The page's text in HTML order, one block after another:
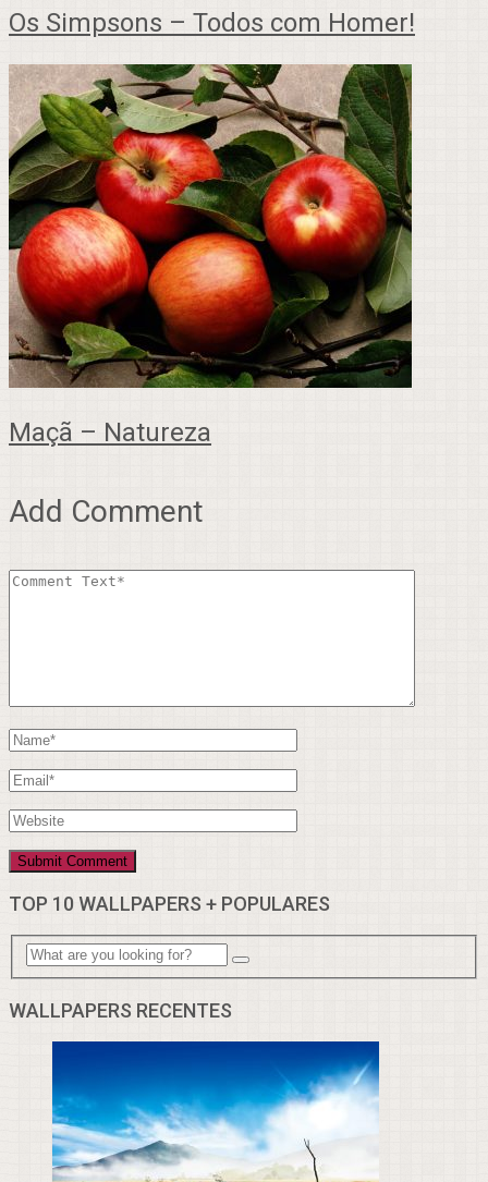
Os Simpsons – Todos com Homer!
Maçã – Natureza
Add Comment
TOP 10 WALLPAPERS + POPULARES
WALLPAPERS RECENTES